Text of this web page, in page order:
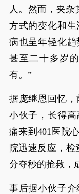
人。然而，夹
方式的变化和
病也呈年轻化趋
甚至二十多岁
有。”
据庞继恩回忆
小伙子，长得
痛来到401医院
院迅速反应，
分夺秒的抢救，
事后据小伙子